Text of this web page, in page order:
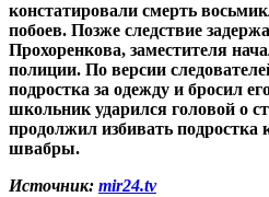
констатировали смерть
побоев. Позже следствие
Прохоренкова, заместителя
полиции. По версии
подростка за одежду и бросил
школьник ударился головой о
продолжил избивать подростка
швабры.
Источник: mir24.tv